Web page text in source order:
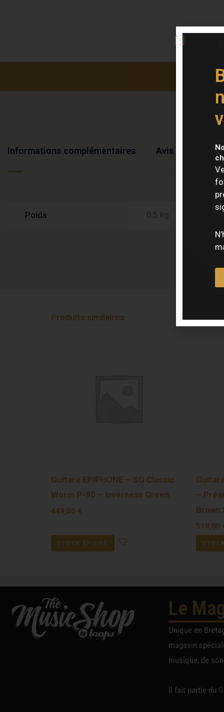
Informations complémentaires Avis (0)
Poids 0,5 kg
Produits similaires
Guitare EPIPHONE – SG Classic
Worm P-90 – Inverness Green
449,00 €
STOCK ÉPUISÉ
–
Brown
519,00
Le
Unique en
magasin
musique, de
Il fait partie du